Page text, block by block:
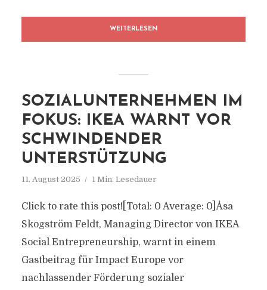
WEITERLESEN
SOZIALUNTERNEHMEN IM
FOKUS: IKEA WARNT VOR
SCHWINDENDER
UNTERSTÜTZUNG
11. August 2025 1 Min. Lesedauer
Click to rate this post![Total: 0 Average: 0]Åsa
Skogström Feldt, Managing Director von IKEA
Social Entrepreneurship, warnt in einem
Gastbeitrag für Impact Europe vor
nachlassender Förderung sozialer